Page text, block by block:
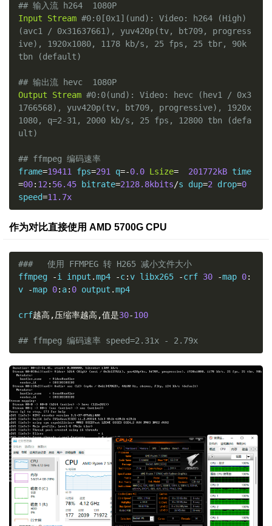
## 输入流 h264  1080P
Input
Stream #0:0[0x1](und): Video: h264 (High)
(avc1 / 0x31637661), yuv420p(tv, bt709, progress
ive), 1920x1080, 1178 kb/s, 25 fps, 25 tbr, 90k
tbn (default)
## 输出流 hevc  1080P
Output
Stream #0:0(und): Video: hevc (hev1 / 0x3
1766568), yuv420p(tv, bt709, progressive), 1920x
1080, q=2-31, 2000 kb/s, 25 fps, 12800 tbn (defa
ult)
## ffmpeg 编码速率
frame=19411 fps=291 q=-0.0 Lsize= 201772kB time
=00: 12 : 56.45 bitrate=2128.8kbits/s dup=2 drop=0
speed=11.7x
作为对比直接使用 AMD 5700G CPU
###   使用 FFMPEG 转 H265 减小文件大小
ffmpeg
-i input .mp4 -c:v libx265 -crf 30 -map 0:
v
-map 0: a: 0 output .mp4
crf越高,压缩率越高,值是30-100
## ffmpeg 编码速率 speed=2.31x - 2.79x